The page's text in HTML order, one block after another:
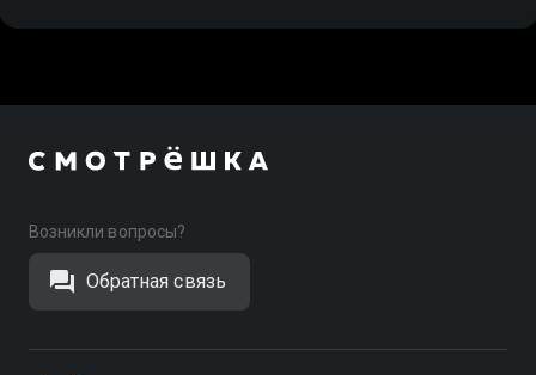
Возникли вопросы?
Обратная связь